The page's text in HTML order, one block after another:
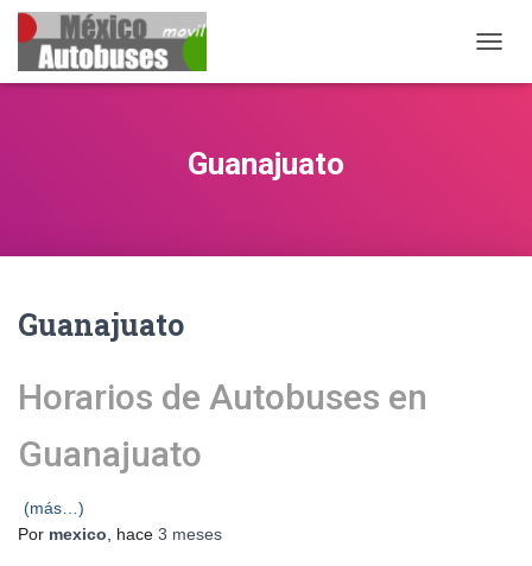
Guanajuato
Guanajuato
Horarios de Autobuses en
Guanajuato
(más…)
Por mexico , hace 3 meses